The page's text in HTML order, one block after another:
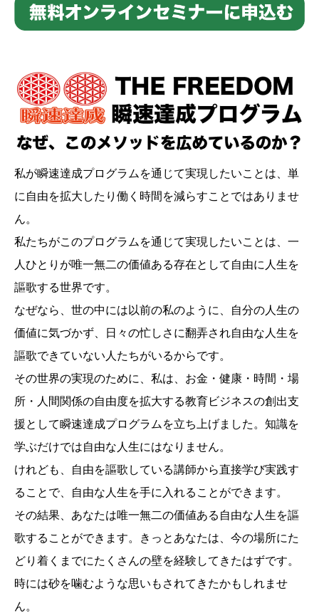
私が瞬速達成プログラムを通じて実現したいことは、単
に自由を拡大したり働く時間を減らすことではありませ
ん。
私たちがこのプログラムを通じて実現したいことは、一
人ひとりが唯一無二の価値ある存在として自由に人生を
謳歌する世界です。
なぜなら、世の中には以前の私のように、自分の人生の
価値に気づかず、日々の忙しさに翻弄され自由な人生を
謳歌できていない人たちがいるからです。
その世界の実現のために、私は、お金・健康・時間・場
所・人間関係の自由度を拡大する教育ビジネスの創出支
援として瞬速達成プログラムを立ち上げました。知識を
学ぶだけでは自由な人生にはなりません。
けれども、自由を謳歌している講師から直接学び実践す
ることで、自由な人生を手に入れることができます。
その結果、あなたは唯一無二の価値ある自由な人生を謳
歌することができます。きっとあなたは、今の場所にた
どり着くまでにたくさんの壁を経験してきたはずです。
時には砂を噛むような思いもされてきたかもしれませ
ん。